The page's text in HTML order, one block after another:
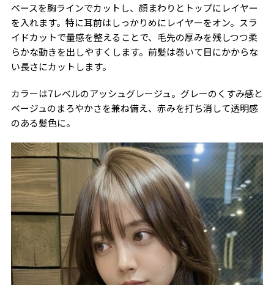
ベースを胸ラインでカットし、顔まわりとトップにレイヤー
を入れます。特に耳前はしっかりめにレイヤーをオン。スラ
イドカットで量感を整えることで、毛先の厚みを残しつつ柔
らかな動きを出しやすくします。前髪は巻いて目にかからな
い長さにカットします。
カラーは7レベルのアッシュグレージュ。グレーのくすみ感と
ベージュのまろやかさを兼ね備え、赤みを打ち消して透明感
のある髪色に。